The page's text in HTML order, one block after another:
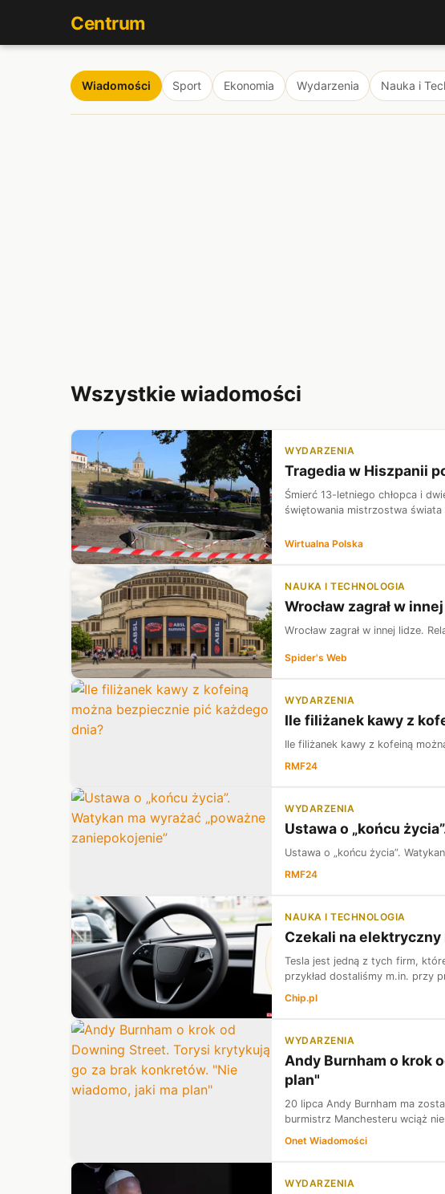
Centrum
Wiadomości Sport Ekonomia Wydarzenia Nauka i
Wszystkie wiadomości
WYDARZENIA
Tragedia w Hiszpanii
Śmierć 13-letniego chłopca i
świętowania mistrzostwa świata
Wirtualna Polska
NAUKA I TECHNOLOGIA
Wrocław zagrał w
Wrocław zagrał w innej lidze.
Spider's Web
WYDARZENIA
Ile filiżanek kawy z
Ile filiżanek kawy z kofeiną
RMF24
WYDARZENIA
Ustawa o „końcu
Ustawa o „końcu życia”.
RMF24
NAUKA I TECHNOLOGIA
Czekali na
Tesla jest jedną z tych firm,
przykład dostaliśmy m.in. przy
Chip.pl
WYDARZENIA
Andy Burnham o krok
plan"
20 lipca Andy Burnham ma
burmistrz Manchesteru wciąż
Onet Wiadomości
WYDARZENIA